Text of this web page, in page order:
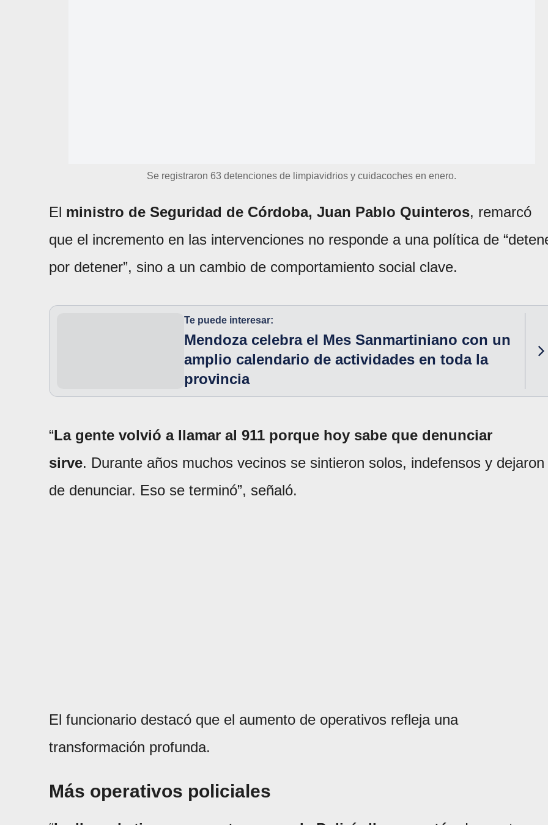
Se registraron 63 detenciones de limpiavidrios y cuidacoches en enero.
El ministro de Seguridad de Córdoba, Juan Pablo Quinteros, remarcó
que el incremento en las intervenciones no responde a una política de
por detener”, sino a un cambio de comportamiento social clave.
Te puede interesar:
Mendoza celebra el Mes Sanmartiniano con un
amplio calendario de actividades en toda la
provincia
“La gente volvió a llamar al 911 porque hoy sabe que denunciar
sirve. Durante años muchos vecinos se sintieron solos, indefensos y dejaron
de denunciar. Eso se terminó”, señaló.
El funcionario destacó que el aumento de operativos refleja una
transformación profunda.
Más operativos policiales